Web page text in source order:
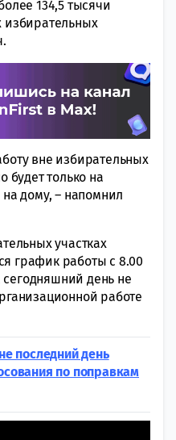
134,5 тысячи
вне избирательных
будет только на
дому, – напомнил
участках
график работы с 8.00
сегодняшний день не
работе
последний день
по поправкам